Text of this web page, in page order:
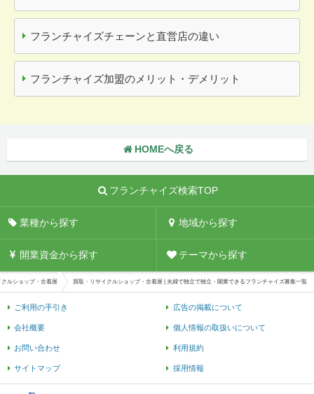
フランチャイズチェーンと直営店の違い
フランチャイズ加盟のメリット・デメリット
HOMEへ戻る
フランチャイズ検索TOP
業種から探す 地域から探す
開業資金から探す テーマから探す
ルショップ・古着屋 買取・リサイクルショップ・古着屋 | 夫婦で独立で独立・開業できるフランチャイズ募集一覧
ご利用の手引き 広告の掲載について
会社概要 個人情報の取扱いについて
お問い合わせ 利用規約
サイトマップ 採用情報